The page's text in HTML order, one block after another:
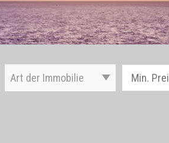
Art der Immobilie